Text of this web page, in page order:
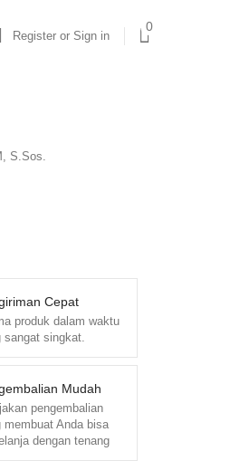
Register or Sign in
0
S.Sos.
Cepat
produk dalam waktu
sangat singkat.
Mudah
pengembalian
membuat Anda bisa
dengan tenang